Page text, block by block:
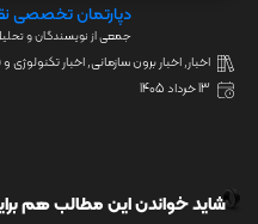
دپارتمان تخصصی
جمعی از نویسندگان و
اخبار,اخبار برون سازمانی,اخبار تکنولوژی
13 خرداد 1405
شاید خواندن این مطالب هم